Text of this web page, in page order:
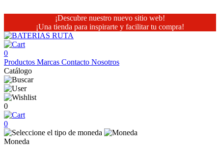
¡Descubre nuestro nuevo sitio web!
¡Una tienda para inspirarte y facilitar tu compra!
0
Productos Marcas Contacto Nosotros
Catálogo
0
0
Moneda